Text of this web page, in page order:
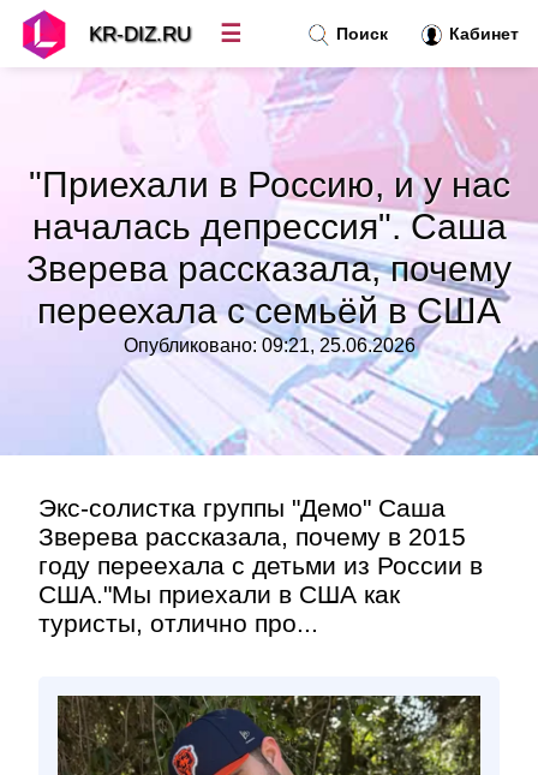
"Приехали в Россию, и у нас
началась депрессия". Саша
Зверева рассказала, почему
переехала с семьёй в США
Опубликовано: 09:21, 25.06.2026
Экс-солистка группы "Демо" Саша
Зверева рассказала, почему в 2015
году переехала с детьми из России в
США."Мы приехали в США как
туристы, отлично про...
Поиск Кабинет
KR-DIZ.RU ☰
Топ новостей»
Рубрики»
»
Контакт